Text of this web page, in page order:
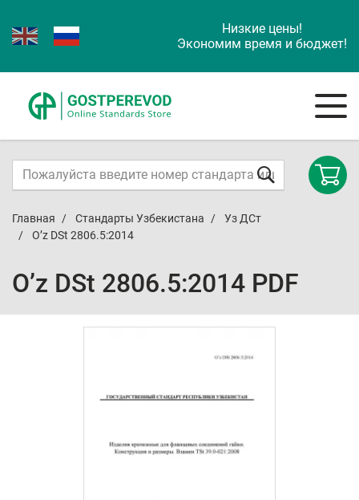
Низкие цены!
Экономим время и бюджет!
Главная Стандарты Узбекистана
Уз ДСт
O’z DSt 2806.5:2014
O’z DSt 2806.5:2014 PDF